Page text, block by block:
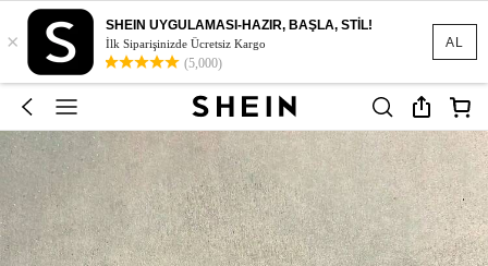
AL
×
SHEIN UYGULAMASI-HAZIR, BAŞLA, STİL!
İlk Siparişinizde Ücretsiz Kargo
(5,000)